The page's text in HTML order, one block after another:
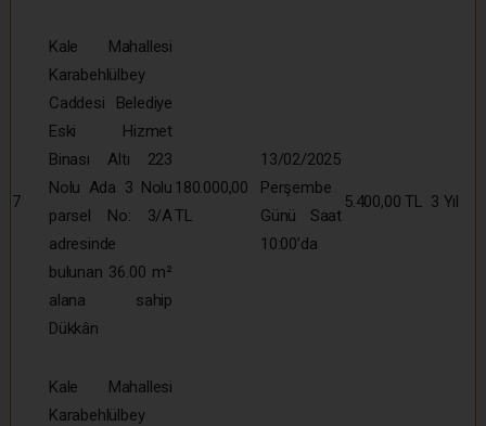
7
Kale Mahallesi
Karabehlülbey
Caddesi Belediye
Eski Hizmet
Binası Altı 223
Nolu Ada 3 Nolu
parsel No: 3/A
adresinde
bulunan 36.00 m²
alana sahip
Dükkân
180.000,00
TL
13/02/2025
Perşembe
Günü Saat
10:00’da
5.400,00 TL 3 Yıl
Kale Mahallesi
Karabehlülbey